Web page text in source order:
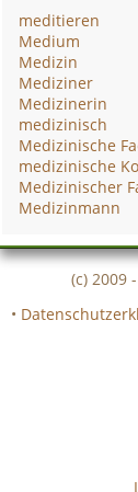
meditieren
Medium
Medizin
Mediziner
Medizinerin
medizinisch
Medizinische
medizinische
Medizinischer
Medizinmann
(c) 2009
•